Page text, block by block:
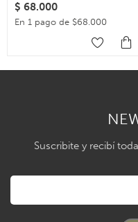
$ 68.000
En 1 pago de $68.000
Suscribite y recibí